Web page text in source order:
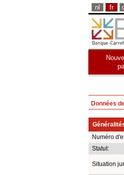
nl fr
Données
Numéro
Statut:
Situation